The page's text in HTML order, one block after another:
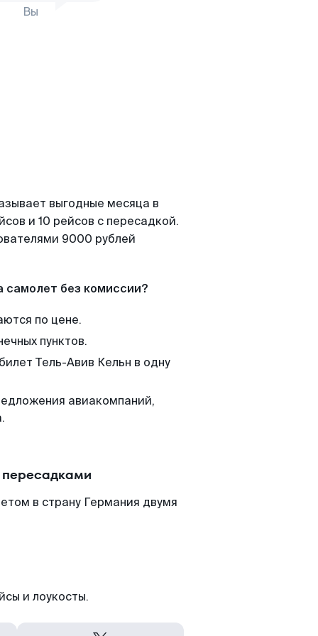
Вы
выгодные месяца в
и 10 рейсов с пересадкой.
9000 рублей
самолет без комиссии?
по цене.
пунктов.
Тель-Авив Кельн в одну
авиакомпаний,
в страну Германия двумя
и лоукосты.